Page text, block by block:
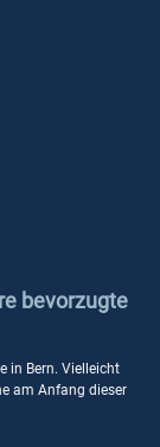
bevorzugte
in Bern. Vielleicht
am Anfang dieser